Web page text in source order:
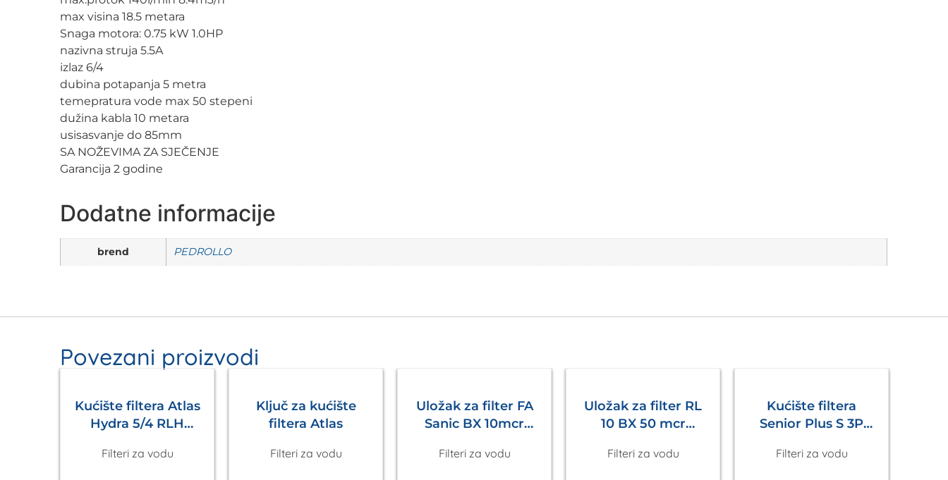
max visina 18.5 metara
Snaga motora: 0.75 kW 1.0HP
nazivna struja 5.5A
izlaz 6/4
dubina potapanja 5 metra
temepratura vode max 50 stepeni
dužina kabla 10 metara
usisasvanje do 85mm
SA NOŽEVIMA ZA SJEČENJE
Garancija 2 godine
Dodatne informacije
brend PEDROLLO
Povezani proizvodi
Kućište filtera Atlas
Hydra 5/4 RLH
Filteri za vodu
Ključ za kućište
filtera Atlas
Filteri za vodu
Uložak za filter FA
Sanic BX 10mcr
Filteri za vodu
Uložak za filter RL
10 BX 50 mcr
Filteri za vodu
Kućište filtera
Senior Plus S 3P
Filteri za vodu